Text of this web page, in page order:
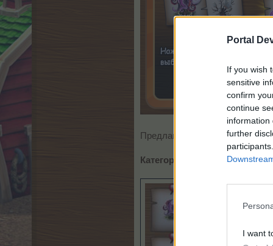
Portal
If you wish
sensitive
confirm
continue
information
further
I want
Предлагается возможность
Категория «Обычные